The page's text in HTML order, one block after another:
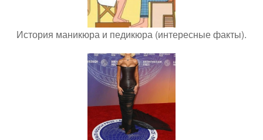
История маникюра и педикюра (интересные факты).